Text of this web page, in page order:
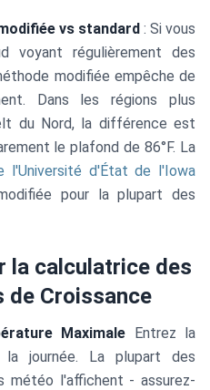
vs standard : Si vous
voyant régulièrement des
modifiée empêche de
Dans les régions plus
du Nord, la différence est
le plafond de 86°F. La
l'Université d'État de l'Iowa
pour la plupart des
la calculatrice des
de Croissance
Maximale Entrez la
la journée. La plupart des
météo l'affichent - assurez-